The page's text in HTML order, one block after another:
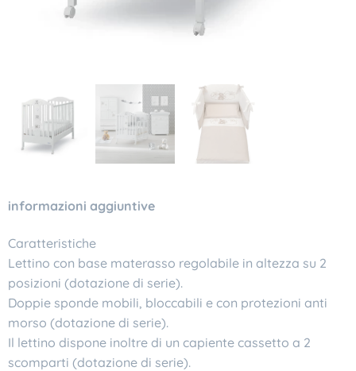
informazioni aggiuntive
Caratteristiche
Lettino con base materasso regolabile in altezza su 2
posizioni (dotazione di serie).
Doppie sponde mobili, bloccabili e con protezioni anti
morso (dotazione di serie).
Il lettino dispone inoltre di un capiente cassetto a 2
scomparti (dotazione di serie).